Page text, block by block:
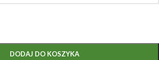
DODAJ DO KOSZYKA